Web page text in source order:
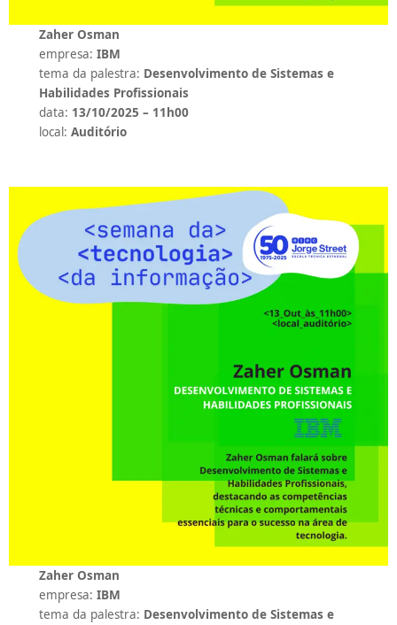
Zaher Osman
empresa:IBM
tema da palestra: Desenvolvimento de Sistemas e
Habilidades Profissionais
data: 13/10/2025 – 11h00
local:Auditório
Zaher Osman
empresa:IBM
tema da palestra: Desenvolvimento de Sistemas e